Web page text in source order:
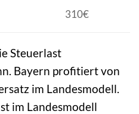
310€
Steuerlast
Bayern profitiert von
im Landesmodell.
im Landesmodell